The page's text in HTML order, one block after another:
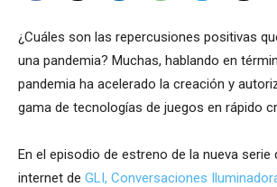
¿Cuáles son las repercusiones positivas
una pandemia? Muchas, hablando en
pandemia ha acelerado la creación y
gama de tecnologías de juegos en rápido
En el episodio de estreno de la nueva
internet de GLI, Conversaciones